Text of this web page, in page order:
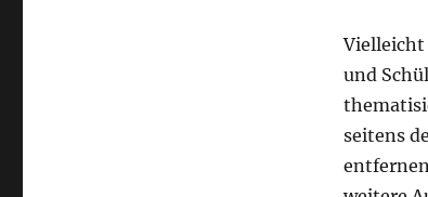
Vielleicht
und
seitens